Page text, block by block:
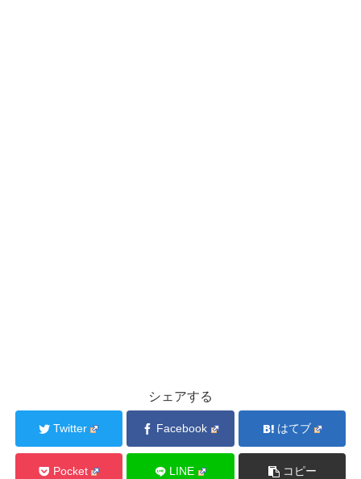
シェアする
Twitter Facebook はてブ
Pocket LINE コピー